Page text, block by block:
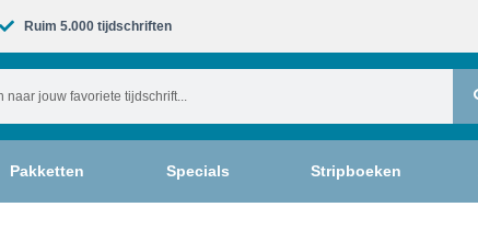
Ruim 5.000 tijdschriften​
Pakketten Specials Stripboeken